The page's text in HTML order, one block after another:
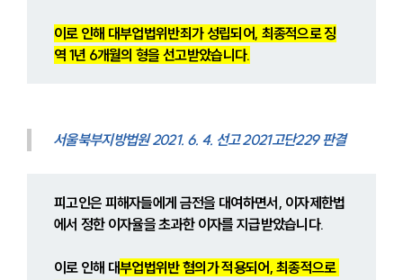
이로 인해 대부업법위반죄가 성립되어, 최종적으로 징
역 1년 6개월의 형을 선고받았습니다.
서울북부지방법원 2021. 6. 4. 선고 2021고단229 판결
피고인은 피해자들에게 금전을 대여하면서, 이자제한법
에서 정한 이자율을 초과한 이자를 지급받았습니다.
이로 인해 대부업법위반 혐의가 적용되어, 최종적으로